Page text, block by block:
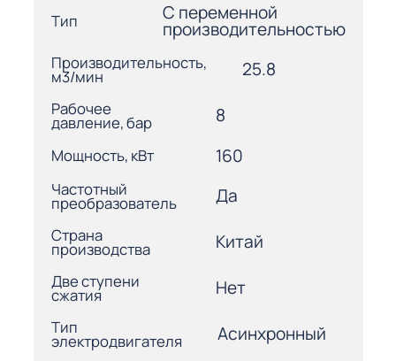
Тип С переменной
производительностью
Производительность,
м3/мин 25.8
Рабочее
давление, бар 8
Мощность, кВт 160
Частотный
преобразователь Да
Страна
производства Китай
Две ступени
сжатия Нет
Тип
электродвигателя Асинхронный